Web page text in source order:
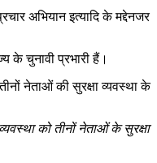
अभियान इत्यादि के मद्देनजर
के चुनावी प्रभारी हैं।
नेताओं की सुरक्षा व्यवस्था के
को तीनों नेताओं के सुरक्षा